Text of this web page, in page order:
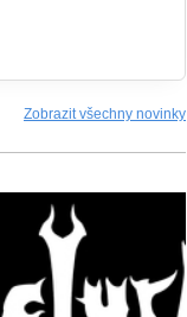
Zobrazit všechny novinky